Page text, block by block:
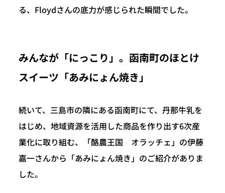
る、Floydさんの底力が感じられた瞬間でした。
みんなが「にっこり」。函南町のほとけ
スイーツ「あみにょん焼き」
続いて、三島市の隣にある函南町にて、丹那牛乳を
はじめ、地域資源を活用した商品を作り出す6次産
業化に取り組む、「酪農王国 オラッチェ」の伊藤
嘉一さんから「あみにょん焼き」のご紹介がありま
した。